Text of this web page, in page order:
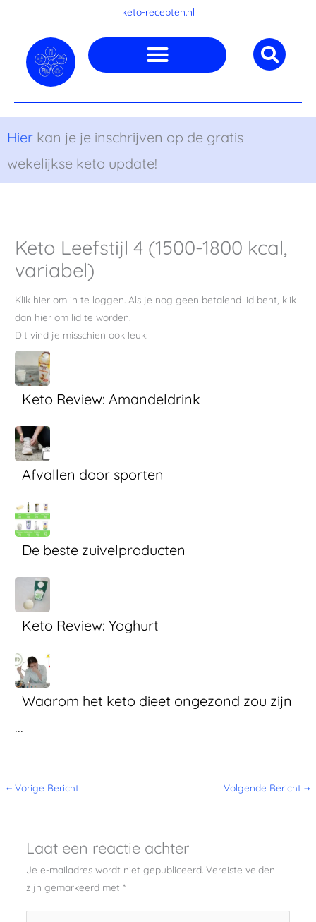
inhoud
keto-recepten.nl
Hier kan je je inschrijven op de gratis
wekelijkse keto update!
Keto Leefstijl 4 (1500-1800 kcal,
variabel)
Klik hier om in te loggen. Als je nog geen betalend lid bent, klik
dan hier om lid te worden.
Dit vind je misschien ook leuk:
Keto Review: Amandeldrink
Afvallen door sporten
De beste zuivelproducten
Keto Review: Yoghurt
Waarom het keto dieet ongezond zou zijn
...
← Vorige Bericht Volgende Bericht →
Laat een reactie achter
Je e-mailadres wordt niet gepubliceerd. Vereiste velden
zijn gemarkeerd met *